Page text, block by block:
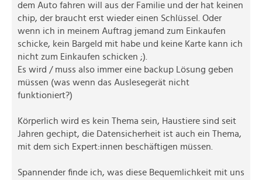
dem Auto fahren will aus der Familie und der hat keinen
chip, der braucht erst wieder einen Schlüssel. Oder
wenn ich in meinem Auftrag jemand zum Einkaufen
schicke, kein Bargeld mit habe und keine Karte kann ich
nicht zum Einkaufen schicken ;).
Es wird / muss also immer eine backup Lösung geben
müssen (was wenn das Auslesegerät nicht
funktioniert?)
Körperlich wird es kein Thema sein, Haustiere sind seit
Jahren gechipt, die Datensicherheit ist auch ein Thema,
mit dem sich Expert:innen beschäftigen müssen.
Spannender finde ich, was diese Bequemlichkeit mit uns